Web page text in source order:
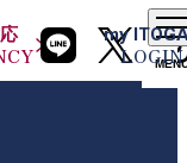
my
LOGIN